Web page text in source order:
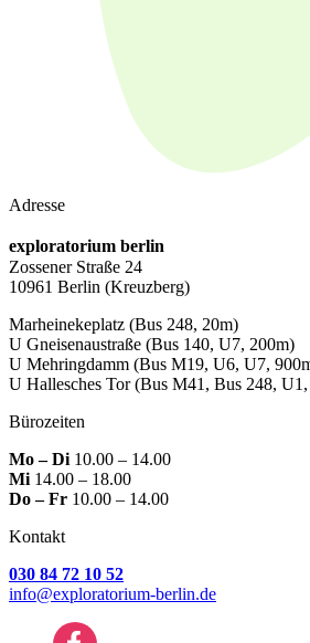
Adresse
exploratorium berlin
Zossener Straße 24
10961 Berlin (Kreuzberg)
Marheinekeplatz (Bus 248, 20m)
U Gneisenaustraße (Bus 140, U7, 200m)
U Mehringdamm (Bus M19, U6, U7,
U Hallesches Tor(Bus M41, Bus 248,
Bürozeiten
Mo – Di 10.00 – 14.00
Mi 14.00 – 18.00
Do – Fr 10.00 – 14.00
Kontakt
030 84 72 10 52
info@exploratorium-berlin.de